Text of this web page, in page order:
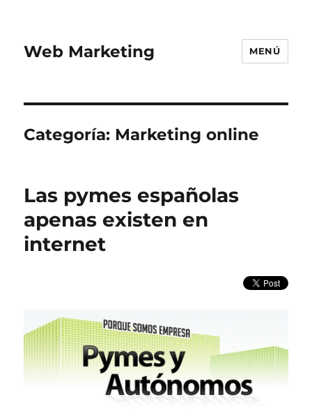
Web Marketing MENÚ
Categoría: Marketing online
Las pymes españolas
apenas existen en
internet